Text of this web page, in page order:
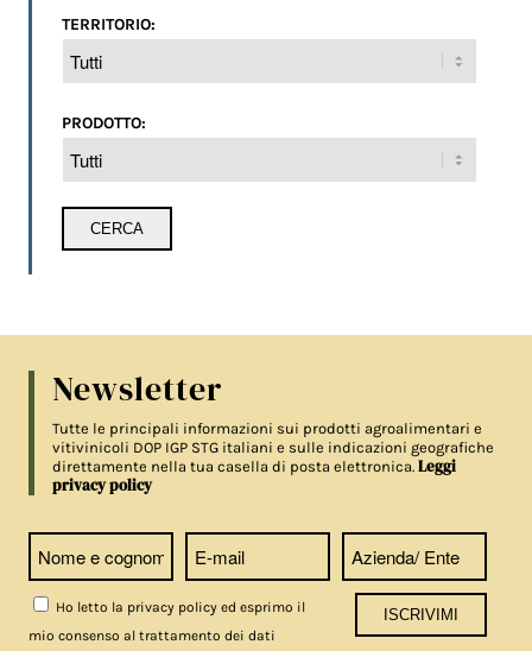
TERRITORIO:
PRODOTTO:
Newsletter
Tutte le principali informazioni sui prodotti agroalimentari e
vitivinicoli DOP IGP STG italiani e sulle indicazioni geografiche
direttamente nella tua casella di posta elettronica.Leggi
privacy policy
Ho letto la privacy policy ed esprimo il
mio consenso al trattamento dei dati